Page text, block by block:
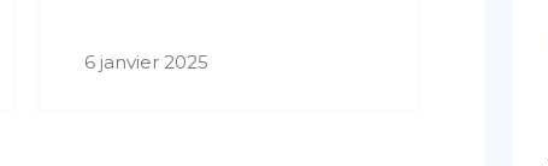
6 janvier 2025